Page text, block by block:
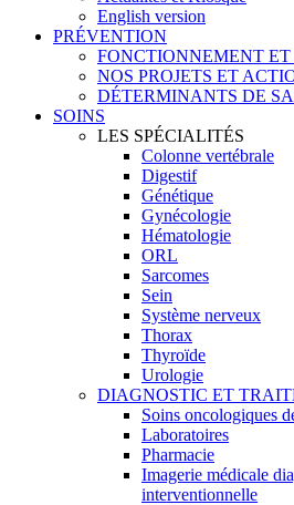
English version
PRÉVENTION
FONCTIONNEMENT
NOS PROJETS ET
DÉTERMINANTS DE
SOINS
LES SPÉCIALITÉS
Colonne vertébrale
Digestif
Génétique
Gynécologie
Hématologie
ORL
Sarcomes
Sein
Système nerveux
Thorax
Thyroïde
Urologie
DIAGNOSTIC ET
Soins oncologiques
Laboratoires
Pharmacie
Imagerie médicale
interventionnelle